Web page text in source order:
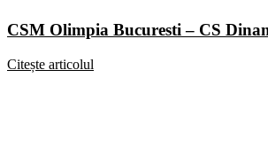
CSM Olimpia Bucuresti – CS
Citește articolul